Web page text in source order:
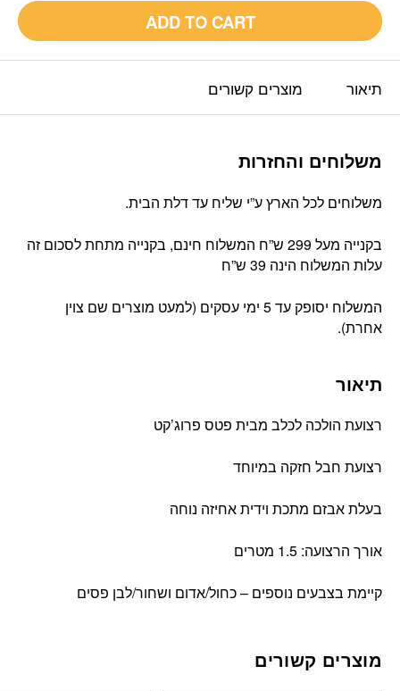
ADD TO CART
תיאור מוצרים קשורים
משלוחים והחזרות
משלוחים לכל הארץ ע”י שליח עד דלת הבית.
בקנייה מעל 299 ש”ח המשלוח חינם, בקנייה מתחת לסכום זה
עלות המשלוח הינה 39 ש”ח
המשלוח יסופק עד 5 ימי עסקים (למעט מוצרים שם צוין
אחרת).
תיאור
רצועת הולכה לכלב מבית פטס פרוג’קט
רצועת חבל חזקה במיוחד
בעלת אבזם מתכת וידית אחיזה נוחה
אורך הרצועה: 1.5 מטרים
קיימת בצבעים נוספים – כחול/אדום ושחור/לבן פסים
מוצרים קשורים